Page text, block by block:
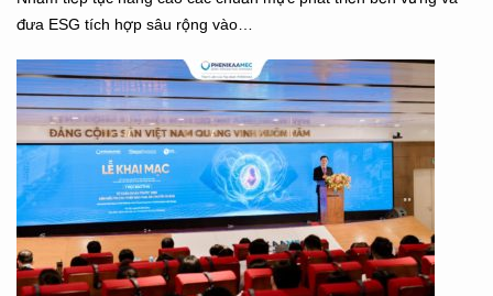
đưa ESG tích hợp sâu rộng vào…